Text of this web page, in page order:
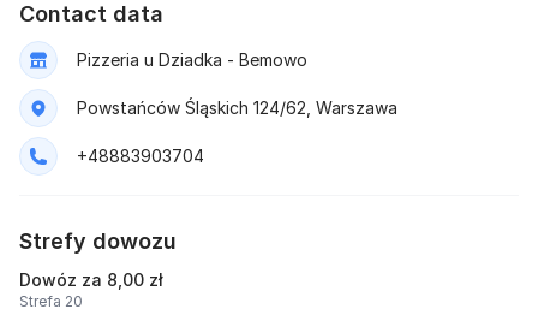
Contact data
Pizzeria u Dziadka - Bemowo
Powstańców Śląskich 124/62, Warszawa
+48883903704
Strefy dowozu
Dowóz za 8,00 zł
Strefa 20